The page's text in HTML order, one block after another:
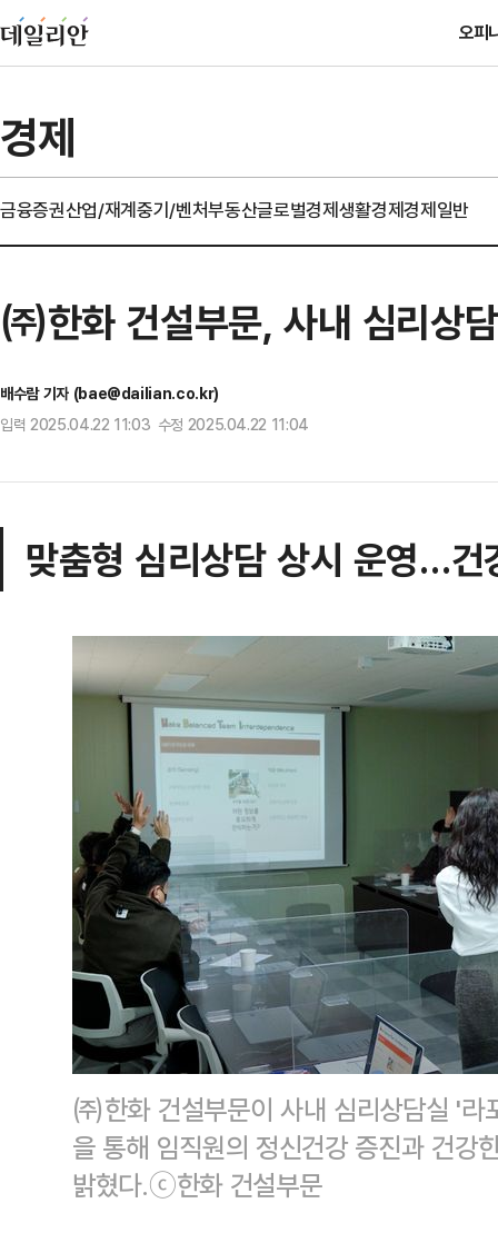
오피
경제
금융증권산업/재계중기/벤처부동산글로벌경제생활경제경제일반
㈜한화 건설부문, 사내 심리상
배수람 기자 (bae@dailian.co.kr)
입력 2025.04.22 11:03 수정 2025.04.22 11:04
맞춤형 심리상담 상시 운영…건
㈜한화 건설부문이 사내 심리상담실 '
을 통해 임직원의 정신건강 증진과 건강
밝혔다.ⓒ한화 건설부문